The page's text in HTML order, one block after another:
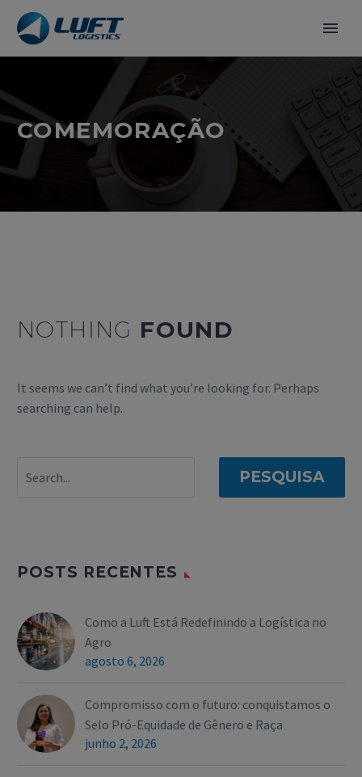
COMEMORAÇÃO
NOTHING FOUND
It seems we can’t find what you’re looking for. Perhaps
searching can help.
PESQUISA
POSTS RECENTES
Como a Luft Está Redefinindo a Logística no
Agro
agosto 6, 2026
Compromisso com o futuro: conquistamos o
Selo Pró-Equidade de Gênero e Raça
junho 2, 2026